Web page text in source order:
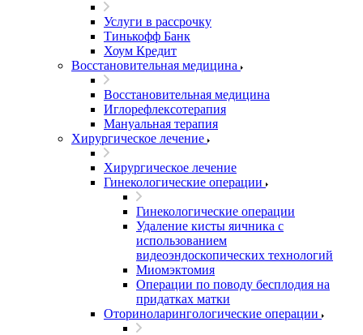
Услуги в рассрочку
Тинькофф Банк
Хоум Кредит
Восстановительная медицина
Восстановительная медицина
Иглорефлексотерапия
Мануальная терапия
Хирургическое лечение
Хирургическое лечение
Гинекологические операции
Гинекологические операции
Удаление кисты яичника с
использованием
видеоэндоскопических технологий
Миомэктомия
Операции по поводу бесплодия на
придатках матки
Оториноларингологические операции